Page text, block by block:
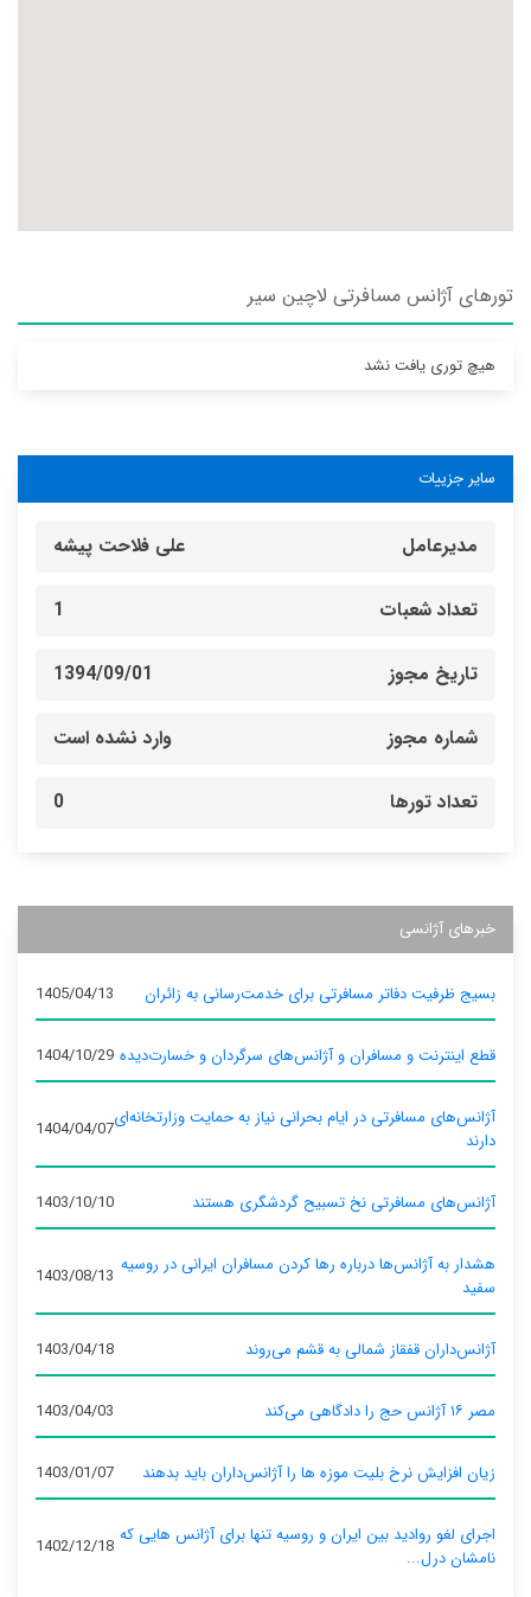
تورهای آژانس مسافرتی لاچين سير
هیچ توری یافت نشد
سایر جزییات
مدیرعامل علی فلاحت پیشه
تعداد شعبات 1
تاریخ مجوز 1394/09/01
شماره مجوز وارد نشده است
تعداد تورها 0
خبرهای آژانسی
بسیج ظرفیت دفاتر مسافرتی برای خدمت‌رسانی به زائران 1405/04/13
قطع اینترنت و مسافران و آژانس‌های سرگردان و خسارت‌دیده 1404/10/29
آژانس‌های مسافرتی در ایام بحرانی نیاز به حمایت وزارتخانه‌ای
دارند
1404/04/07
آژانس‌های مسافرتی نخ تسبیح گردشگری هستند 1403/10/10
هشدار به آژانس‌ها درباره رها کردن مسافران ایرانی در روسیه
سفید
1403/08/13
آژانس‌داران قفقاز شمالی به قشم می‌روند 1403/04/18
مصر ۱۶ آژانس حج را دادگاهی می‌کند 1403/04/03
زیان افزایش نرخ بلیت موزه ها را آژانس‌داران باید بدهند 1403/01/07
اجرای لغو روادید بین ایران و روسیه تنها برای آژانس‌ هایی که
نامشان درل...
1402/12/18